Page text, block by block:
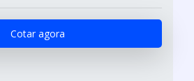
Cotar agora